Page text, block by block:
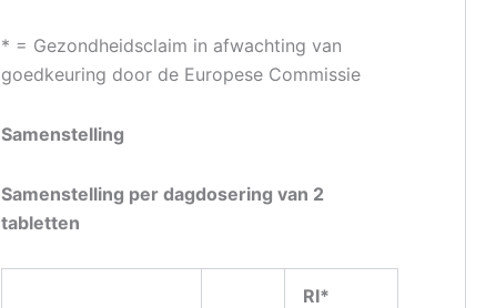
* = Gezondheidsclaim in afwachting van
goedkeuring door de Europese Commissie
Samenstelling
Samenstelling per dagdosering van 2
tabletten
RI*